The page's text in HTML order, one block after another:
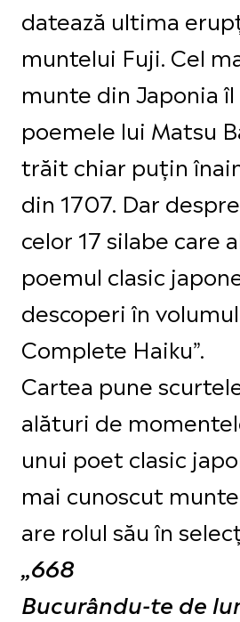
datează ultima
muntelui Fuji. Cel
munte din Japonia
poemele lui Matsu
trăit chiar puțin
din 1707. Dar
celor 17 silabe care
poemul clasic
descoperi în
Complete Haiku”.
Cartea pune
alături de
unui poet clasic
mai cunoscut
are rolul său în
„668
Bucurându-te de